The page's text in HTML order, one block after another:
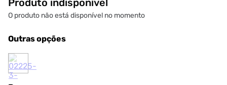
Produto indisponível
O produto não está disponível no momento
Outras opções